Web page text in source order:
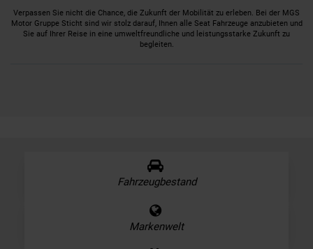
Verpassen Sie nicht die Chance, die Zukunft der Mobilität zu erleben. Bei der MGS
Motor Gruppe Sticht sind wir stolz darauf, Ihnen alle Seat Fahrzeuge anzubieten und
Sie auf Ihrer Reise in eine umweltfreundliche und leistungsstarke Zukunft zu
begleiten.
Fahrzeugbestand
Markenwelt